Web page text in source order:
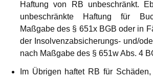
Haftung von RB unbeschränkt.
unbeschränkte Haftung für
Maßgabe des § 651x BGB oder in
der Insolvenzabsicherungs- und/
nach Maßgabe des § 651w Abs. 4
Im Übrigen haftet RB für